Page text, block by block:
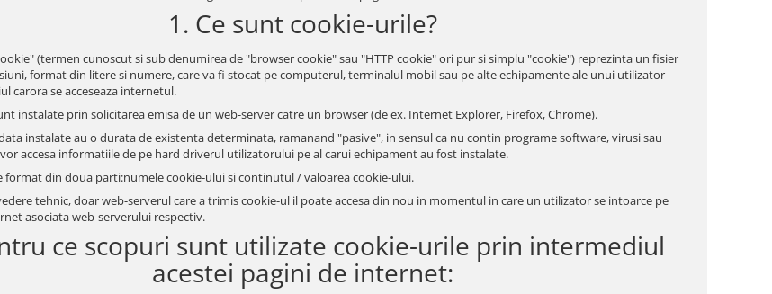
1. Ce sunt cookie-urile?
(termen cunoscut si sub denumirea de "browser cookie" sau "HTTP cookie" ori pur si simplu "cookie") reprezinta un fisier
format din litere si numere, care va fi stocat pe computerul, terminalul mobil sau pe alte echipamente ale unui utilizator
carora se acceseaza internetul.
instalate prin solicitarea emisa de un web-server catre un browser (de ex. Internet Explorer, Firefox, Chrome).
instalate au o durata de existenta determinata, ramanand "pasive", in sensul ca nu contin programe software, virusi sau
accesa informatiile de pe hard driverul utilizatorului pe al carui echipament au fost instalate.
format din doua parti:numele cookie-ului si continutul / valoarea cookie-ului.
tehnic, doar web-serverul care a trimis cookie-ul il poate accesa din nou in momentul in care un utilizator se intoarce pe
asociata web-serverului respectiv.
ce scopuri sunt utilizate cookie-urile prin intermediul
acestei pagini de internet: